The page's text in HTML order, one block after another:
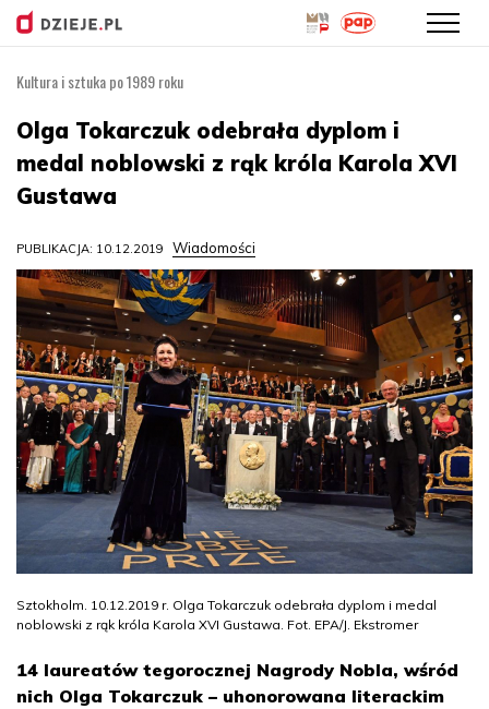
treści
Kultura i sztuka po 1989 roku
Olga Tokarczuk odebrała dyplom i
medal noblowski z rąk króla Karola XVI
Gustawa
PUBLIKACJA: 10.12.2019 Wiadomości
Sztokholm. 10.12.2019 r. Olga Tokarczuk odebrała dyplom i medal
noblowski z rąk króla Karola XVI Gustawa. Fot. EPA/J. Ekstromer
14 laureatów tegorocznej Nagrody Nobla, wśród
nich Olga Tokarczuk – uhonorowana literackim